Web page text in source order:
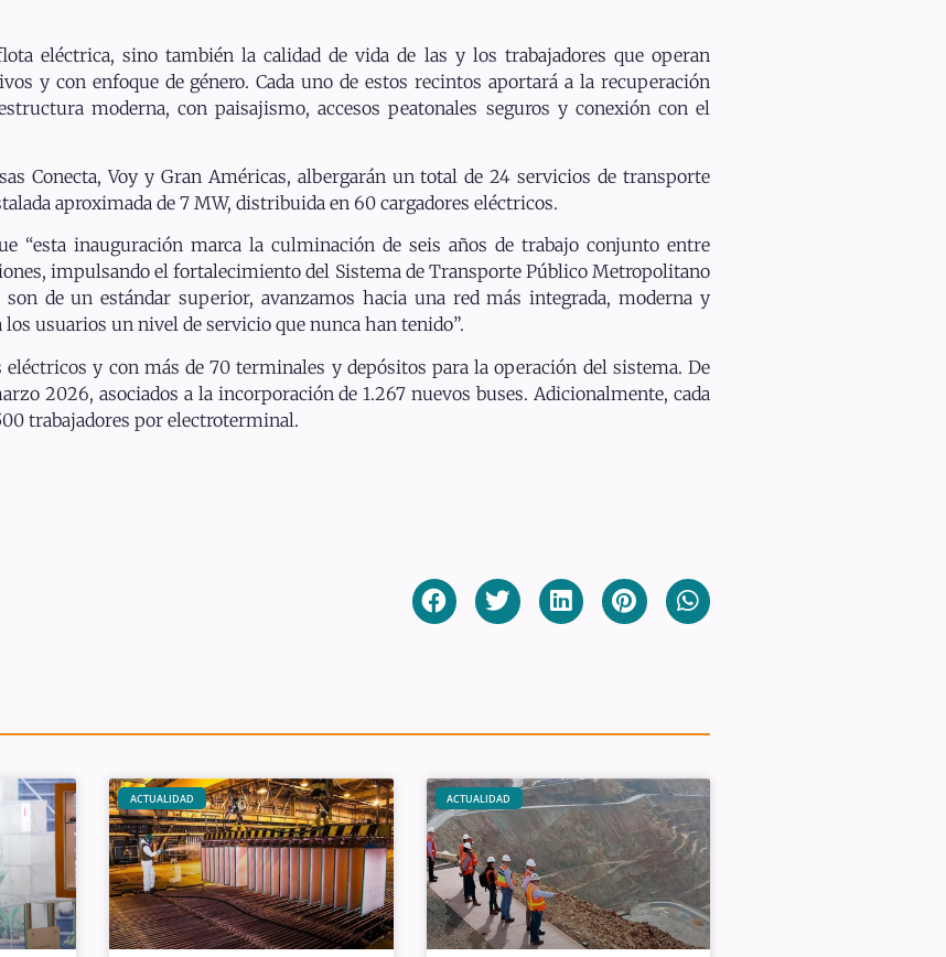
eléctrica, sino también la calidad de vida de las y los trabajadores que operan
y con enfoque de género. Cada uno de estos recintos aportará a la recuperación
moderna, con paisajismo, accesos peatonales seguros y conexión con el
Conecta, Voy y Gran Américas, albergarán un total de 24 servicios de transporte
aproximada de 7 MW, distribuida en 60 cargadores eléctricos.
“esta inauguración marca la culminación de seis años de trabajo conjunto entre
impulsando el fortalecimiento del Sistema de Transporte Público Metropolitano
de un estándar superior, avanzamos hacia una red más integrada, moderna y
usuarios un nivel de servicio que nunca han tenido”.
y con más de 70 terminales y depósitos para la operación del sistema. De
2026, asociados a la incorporación de 1.267 nuevos buses. Adicionalmente, cada
trabajadores por electroterminal.
ACTUALIDAD ACTUALIDAD